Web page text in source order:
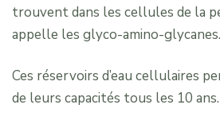
trouvent dans les cellules de la
appelle les glyco-amino-glycanes.
Ces réservoirs d’eau cellulaires
de leurs capacités tous les 10 ans.